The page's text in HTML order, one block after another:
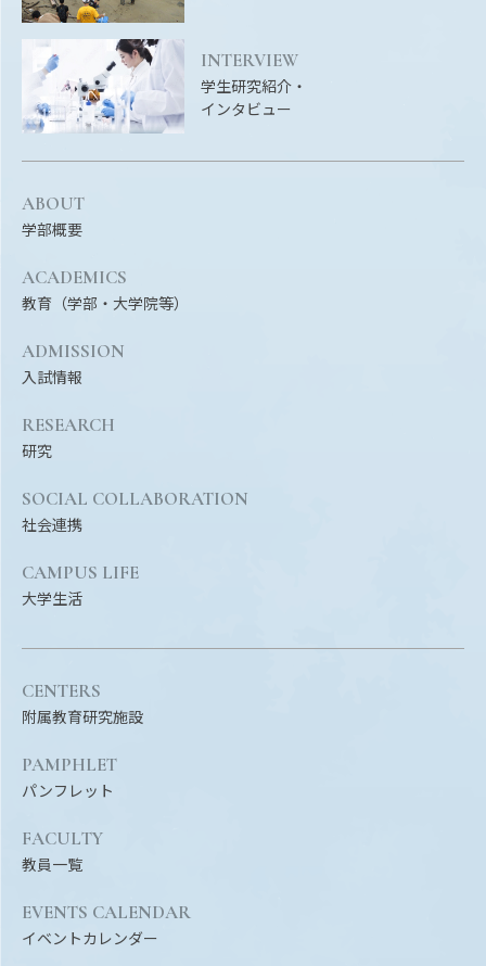
INTERVIEW
学生研究紹介・
インタビュー
ABOUT
学部概要
ACADEMICS
教育（学部・大学院等）
ADMISSION
入試情報
RESEARCH
研究
SOCIAL COLLABORATION
社会連携
CAMPUS LIFE
大学生活
CENTERS
附属教育研究施設
PAMPHLET
パンフレット
FACULTY
教員一覧
EVENTS CALENDAR
イベントカレンダー